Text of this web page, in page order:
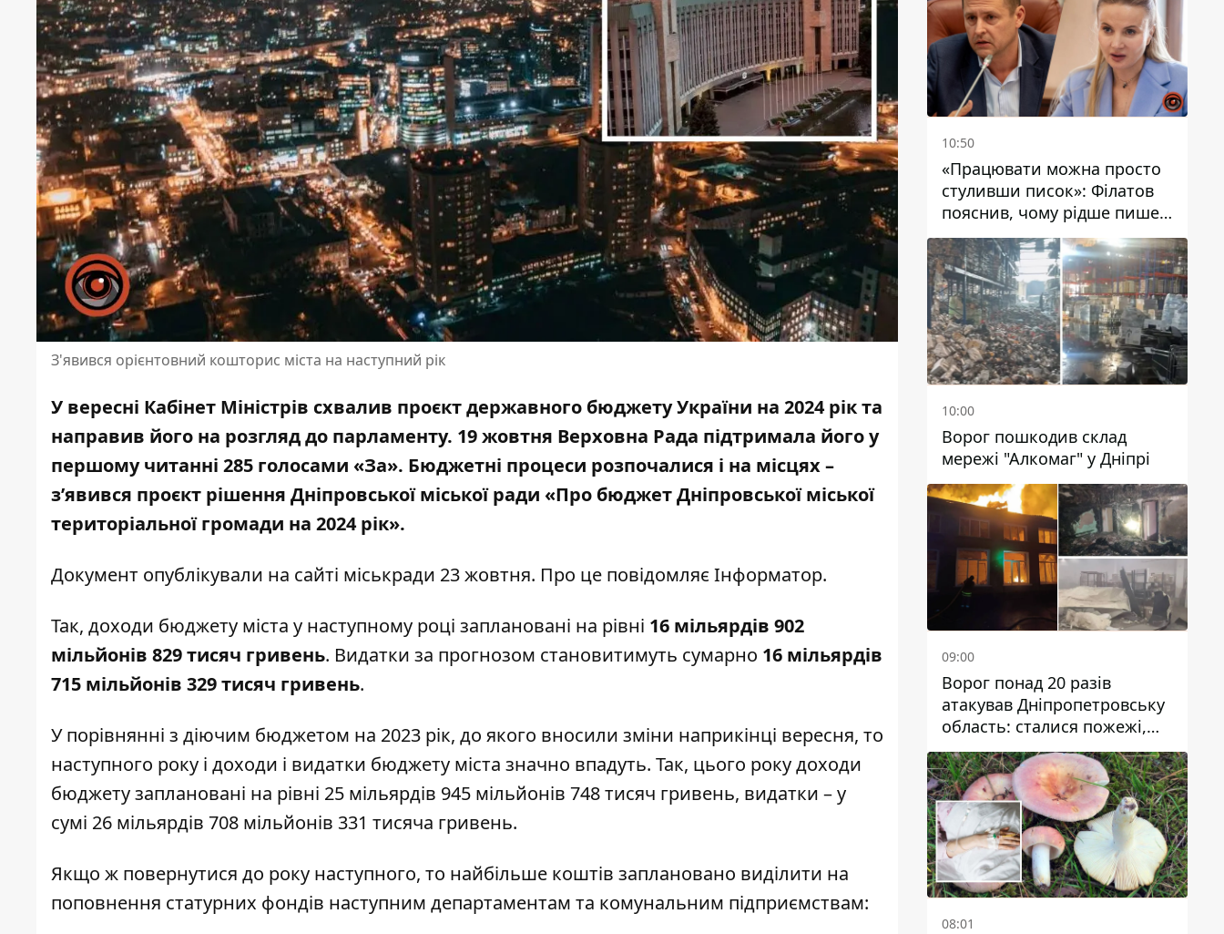
З'явився орієнтовний кошторис міста на наступний рік
У вересні Кабінет Міністрів схвалив проєкт державного бюджету України на 2024 рік та
направив його на розгляд до парламенту. 19 жовтня Верховна Рада підтримала його у
першому читанні 285 голосами «За». Бюджетні процеси розпочалися і на місцях –
з’явився проєкт рішення Дніпровської міської ради «Про бюджет Дніпровської міської
територіальної громади на 2024 рік».
Документ опублікували на сайті міськради 23 жовтня. Про це повідомляє Інформатор.
Так, доходи бюджету міста у наступному році заплановані на рівні 16 мільярдів 902
мільйонів 829 тисяч гривень. Видатки за прогнозом становитимуть сумарно 16 мільярдів
715 мільйонів 329 тисяч гривень.
У порівнянні з діючим бюджетом на 2023 рік, до якого вносили зміни наприкінці вересня, то
наступного року і доходи і видатки бюджету міста значно впадуть. Так, цього року доходи
бюджету заплановані на рівні 25 мільярдів 945 мільйонів 748 тисяч гривень, видатки – у
сумі 26 мільярдів 708 мільйонів 331 тисяча гривень.
Якщо ж повернутися до року наступного, то найбільше коштів заплановано виділити на
поповнення статурних фондів наступним департаментам та комунальним підприємствам:
10:50
«Працювати можна просто
стуливши писок»: Філатов
пояснив, чому рідше пише у
соцмережах та
розкритикував медійність
чиновників
10:00
Ворог пошкодив склад
мережі "Алкомаг" у Дніпрі
09:00
Ворог понад 20 разів
атакував Дніпропетровську
область: сталися пожежі,
постраждали будинки,
інфраструктура та авто
08:01